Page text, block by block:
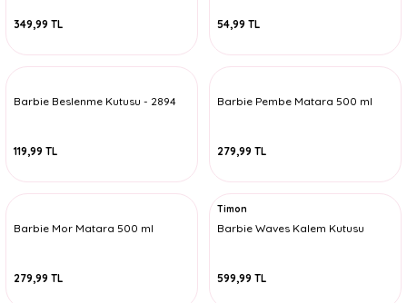
349,99 TL 54,99 TL
Barbie Beslenme Kutusu - 2894
119,99 TL
Barbie Pembe Matara 500 ml
279,99 TL
Barbie Mor Matara 500 ml
279,99 TL
Timon
Barbie Waves Kalem Kutusu
599,99 TL